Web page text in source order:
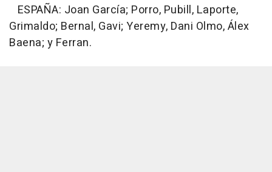
ESPAÑA: Joan García; Porro, Pubill, Laporte,
Grimaldo; Bernal, Gavi; Yeremy, Dani Olmo, Álex
Baena; y Ferran.